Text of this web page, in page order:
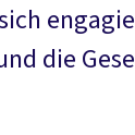
die